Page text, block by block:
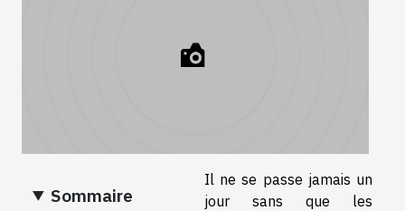
Sommaire
Il ne se passe jamais un
jour sans que les